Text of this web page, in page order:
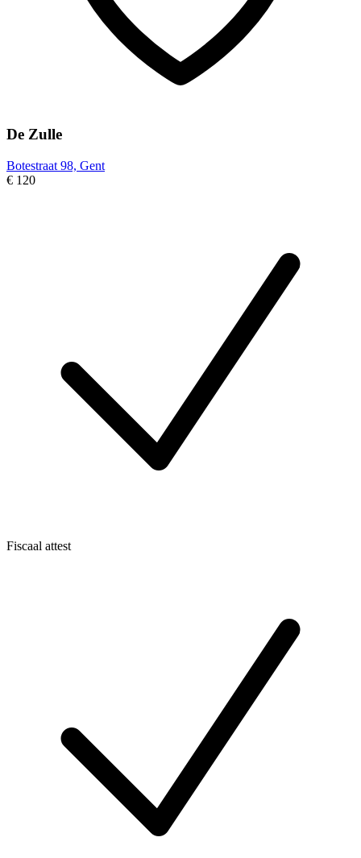
De Zulle
Botestraat 98, Gent
€ 120
Fiscaal attest